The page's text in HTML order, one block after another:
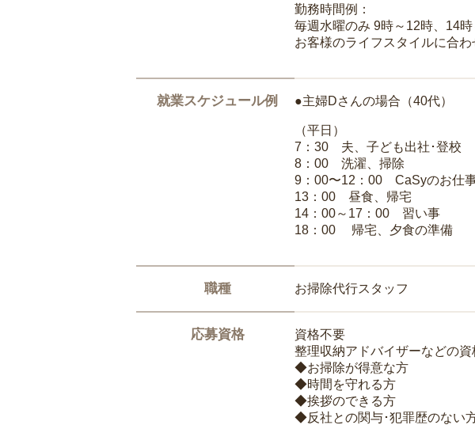
勤務時間例：
毎週水曜のみ 9時～12時、14
お客様のライフスタイルに合
就業スケジュール例 ●主婦Dさんの場合（40代）
（平日）
7：30 夫、子ども出社･登校
8：00 洗濯、掃除
9：00〜12：00 CaSyのお仕
13：00 昼食、帰宅
14：00～17：00 習い事
18：00 帰宅、夕食の準備
職種 お掃除代行スタッフ
応募資格
資格不要
整理収納アドバイザーなどの
◆お掃除が得意な方
◆時間を守れる方
◆挨拶のできる方
◆反社との関与･犯罪歴のない